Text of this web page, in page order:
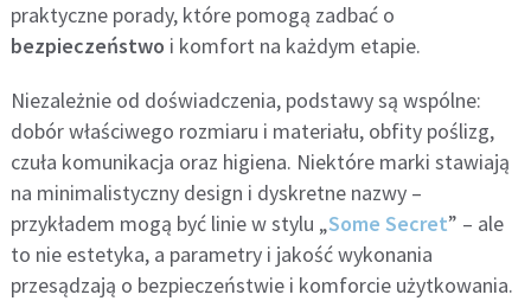
praktyczne porady, które pomogą zadbać o
bezpieczeństwo i komfort na każdym etapie.
Niezależnie od doświadczenia, podstawy są wspólne:
dobór właściwego rozmiaru i materiału, obfity poślizg,
czuła komunikacja oraz higiena. Niektóre marki stawiają
na minimalistyczny design i dyskretne nazwy –
przykładem mogą być linie w stylu „Some Secret” – ale
to nie estetyka, a parametry i jakość wykonania
przesądzają o bezpieczeństwie i komforcie użytkowania.